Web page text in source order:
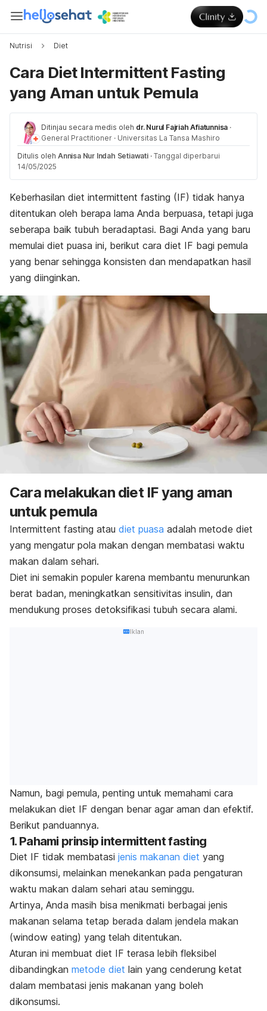
Nutrisi Diet
Cara Diet Intermittent Fasting
yang Aman untuk Pemula
Ditinjau secara medis oleh dr. Nurul Fajriah Afiatunnisa ·
General Practitioner · Universitas La Tansa Mashiro
Ditulis oleh Annisa Nur Indah Setiawati · Tanggal diperbarui
14/05/2025
Keberhasilan diet intermittent fasting (IF) tidak hanya
ditentukan oleh berapa lama Anda berpuasa, tetapi juga
seberapa baik tubuh beradaptasi. Bagi Anda yang baru
memulai diet puasa ini, berikut cara diet IF bagi pemula
yang benar sehingga konsisten dan mendapatkan hasil
yang diinginkan.
Cara melakukan diet IF yang aman
untuk pemula
Intermittent fasting atau diet puasa adalah metode diet
yang mengatur pola makan dengan membatasi waktu
makan dalam sehari.
Diet ini semakin populer karena membantu menurunkan
berat badan, meningkatkan sensitivitas insulin, dan
mendukung proses detoksifikasi tubuh secara alami.
Iklan
Namun, bagi pemula, penting untuk memahami cara
melakukan diet IF dengan benar agar aman dan efektif.
Berikut panduannya.
1. Pahami prinsip intermittent fasting
Diet IF tidak membatasi jenis makanan diet yang
dikonsumsi, melainkan menekankan pada pengaturan
waktu makan dalam sehari atau seminggu.
Artinya, Anda masih bisa menikmati berbagai jenis
makanan selama tetap berada dalam jendela makan
(window eating) yang telah ditentukan.
Aturan ini membuat diet IF terasa lebih fleksibel
dibandingkan metode diet lain yang cenderung ketat
dalam membatasi jenis makanan yang boleh
dikonsumsi.